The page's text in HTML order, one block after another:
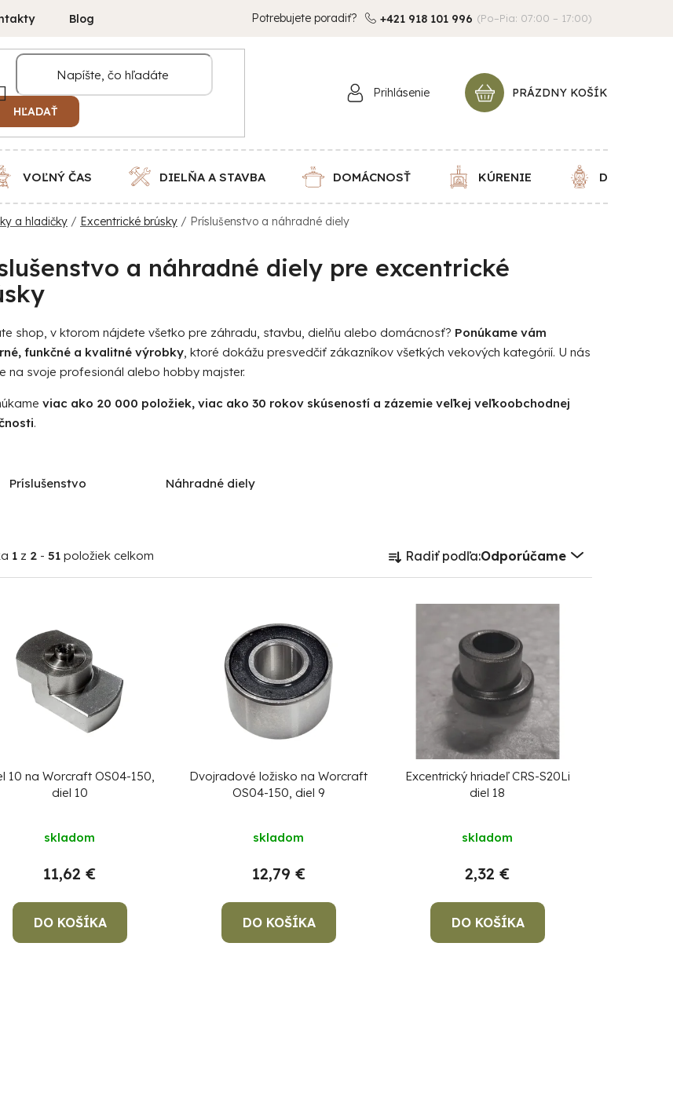
Blog Potrebujete poradiť? +421 918 101 996 (Po–Pia: 07:00 – 17:00)
HĽADAŤ
Prihlásenie
NÁKUPNÝ
KOŠÍK
PRÁZDNY KOŠÍK
VOĽNÝ ČAS DIELŇA A STAVBA DOMÁCNOSŤ KÚRENIE DEKORÁCIE
a hladičky / Excentrické brúsky / Príslušenstvo a náhradné diely
a náhradné diely pre excentrické
shop, v ktorom nájdete všetko pre záhradu, stavbu, dielňu alebo domácnosť? Ponúkame vám
funkčné a kvalitné výrobky , ktoré dokážu presvedčiť zákazníkov všetkých vekových kategórií. U nás
na svoje profesionál alebo hobby majster.
viac ako 20 000 položiek, viac ako 30 rokov skúseností a zázemie veľkej veľkoobchodnej
.
Príslušenstvo Náhradné diely
1 z 2 - 51 položiek celkom
R
a Radiť podľa:Odporúčame
10 na Worcraft OS04-150,
diel 10
skladom
11,62 €
DO KOŠÍKA
Dvojradové ložisko na Worcraft
OS04-150, diel 9
skladom
12,79 €
DO KOŠÍKA
Excentrický hriadeľ CRS-S20Li
diel 18
skladom
2,32 €
DO KOŠÍKA